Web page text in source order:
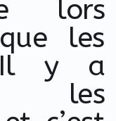
lors
les
Il y a
les